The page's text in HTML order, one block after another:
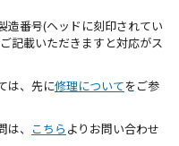
造番号(ヘッドに刻印されてい
記載いただきますと対応がス
は、先に修理についてをご参
、 こちら よりお問い合わせ